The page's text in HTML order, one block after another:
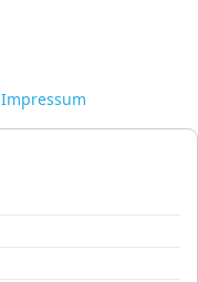
Papas
Impressum